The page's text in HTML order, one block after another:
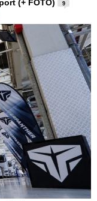
(+ FOTO)
9